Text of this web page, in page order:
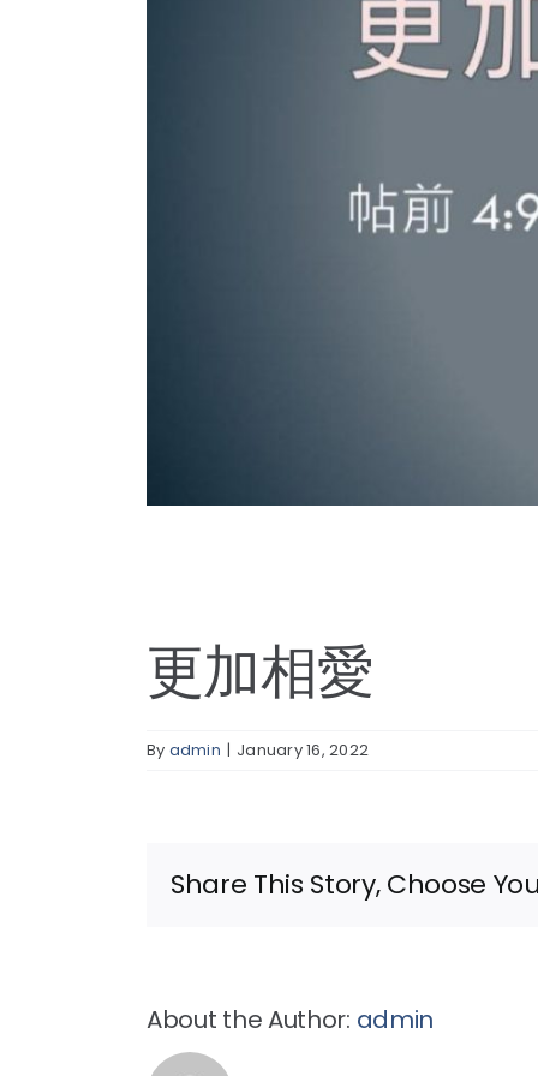
更加相愛
By admin | January 16, 2022
Share This Story, Choose
About the Author: admin